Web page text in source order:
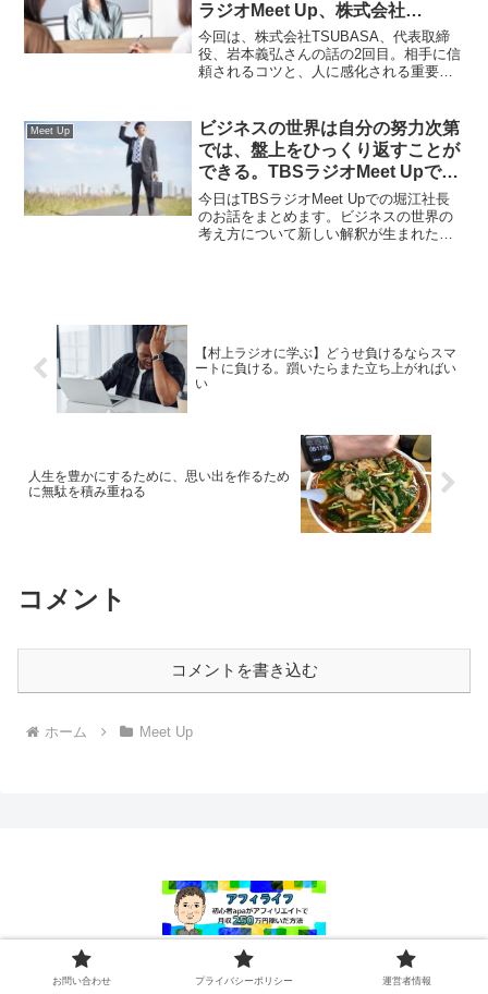
ラジオMeet Up、株式会社
TSUBASA、代表取締役、岩本義
弘さんの話
今回は、株式会社TSUBASA、代表取締
役、岩本義弘さんの話の2回目。相手に信
頼されるコツと、人に感化される重要性
し、人の信頼を得るためには、相手のこ
とを理解すること。とても勉強になりま
した。
Meet Up
ビジネスの世界は自分の努力次第
では、盤上をひっくり返すことが
できる。TBSラジオMeet Upでの
堀江社長のお話
今日はTBSラジオMeet Upでの堀江社長
のお話をまとめます。ビジネスの世界の
考え方について新しい解釈が生まれたよ
【村上ラジオに学ぶ】どうせ負けるならスマ
ートに負ける。躓いたらまた立ち上がればい
い
人生を豊かにするために、思い出を作るため
に無駄を積み重ねる
コメント
コメントを書き込む
ホーム Meet Up
お問い合わせ
プライバシーポリシー
運営者情報
お問い合わせ プライバシーポリシー 運営者情報